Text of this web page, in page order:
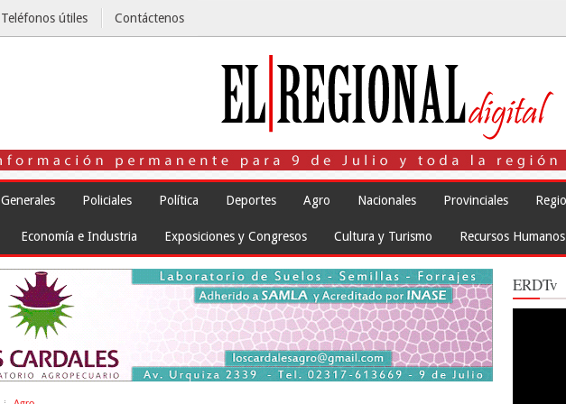
Teléfonos útiles Contáctenos
Generales Policiales Política Deportes Agro Nacionales Provinciales
Economía e Industria Exposiciones y Congresos Cultura y Turismo Recursos Humanos
ERDTv